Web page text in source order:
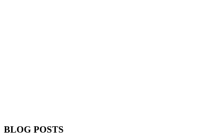
BLOG POSTS